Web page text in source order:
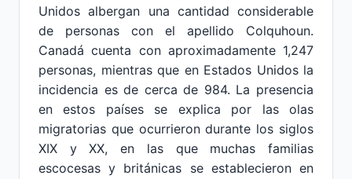
Unidos albergan una cantidad considerable
de personas con el apellido Colquhoun.
Canadá cuenta con aproximadamente 1,247
personas, mientras que en Estados Unidos la
incidencia es de cerca de 984. La presencia
en estos países se explica por las olas
migratorias que ocurrieron durante los siglos
XIX y XX, en las que muchas familias
escocesas y británicas se establecieron en